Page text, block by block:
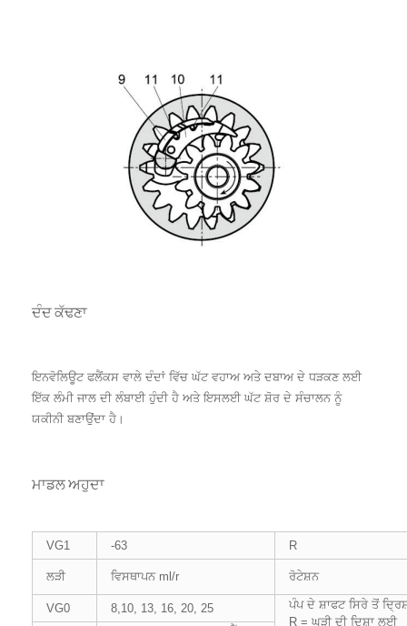
ਦੰਦ ਕੱਢਣਾ
ਇਨਵੋਲਿਊਟ ਫਲੈਂਕਸ ਵਾਲੇ ਦੰਦਾਂ ਵਿੱਚ ਘੱਟ ਵਹਾਅ ਅਤੇ ਦਬਾਅ ਦੇ ਧੜਕਣ ਲਈ
ਇੱਕ ਲੰਮੀ ਜਾਲ ਦੀ ਲੰਬਾਈ ਹੁੰਦੀ ਹੈ ਅਤੇ ਇਸਲਈ ਘੱਟ ਸ਼ੋਰ ਦੇ ਸੰਚਾਲਨ ਨੂੰ
ਯਕੀਨੀ ਬਣਾਉਂਦਾ ਹੈ।
ਮਾਡਲ ਅਹੁਦਾ
VG1 -63 R
ਲੜੀ ਵਿਸਥਾਪਨ ml/r ਰੋਟੇਸ਼ਨ
VG0 8,10, 13, 16, 20, 25
ਪੰਪ ਦੇ ਸ਼ਾਫਟ ਸਿਰੇ ਤੋਂ
R = ਘੜੀ ਦੀ ਦਿਸ਼ਾ ਲਈ